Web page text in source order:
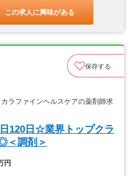
この求人に興味がある
保存する
ラファインヘルスケアの薬剤師求
120日☆業界トップクラ
＜調剤＞
円